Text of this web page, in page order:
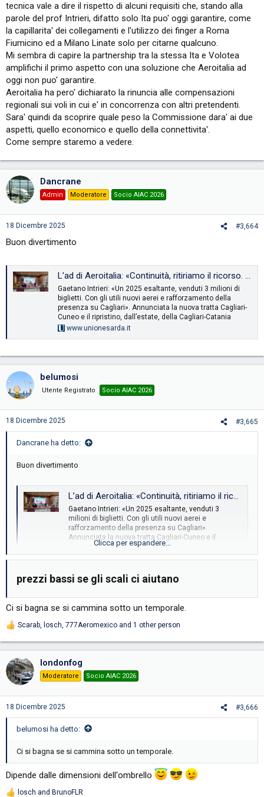
tecnica vale a dire il rispetto di alcuni requisiti che, stando alla
parole del prof Intrieri, difatto solo Ita puo' oggi garantire, come
la capillarita' dei collegamenti e l'utilizzo dei finger a Roma
Fiumicino ed a Milano Linate solo per citarne qualcuno.
Mi sembra di capire la partnership tra la stessa Ita e Volotea
amplifichi il primo aspetto con una soluzione che Aeroitalia ad
oggi non puo' garantire.
Aeroitalia ha pero' dichiarato la rinuncia alle compensazioni
regionali sui voli in cui e' in concorrenza con altri pretendenti.
Sara' quindi da scoprire quale peso la Commissione dara' ai due
aspetti, quello economico e quello della connettivita'.
Come sempre staremo a vedere.
Dancrane
Admin Moderatore Socio AIAC 2026
18 Dicembre 2025 #3,664
Buon divertimento
L’ad di Aeroitalia: «Continuità, ritiriamo il ricorso. Voli interni in primavera, prezzi bassi se gli scali ci aiutano» - L'Unione Sarda.it
Gaetano Intrieri: «Un 2025 esaltante, venduti 3 milioni di
biglietti. Con gli utili nuovi aerei e rafforzamento della
presenza su Cagliari». Annunciata la nuova tratta Cagliari-
Cuneo e il ripristino, dall’estate, della Cagliari-Catania
www.unionesarda.it
belumosi
Utente Registrato Socio AIAC 2026
18 Dicembre 2025 #3,665
Dancrane ha detto:
Buon divertimento
L’ad di Aeroitalia: «Continuità, ritiriamo il ricorso. Voli interni in primavera, prezzi bassi se gli scali ci aiutano» - L'Unione Sarda.it
Gaetano Intrieri: «Un 2025 esaltante, venduti 3
milioni di biglietti. Con gli utili nuovi aerei e
rafforzamento della presenza su Cagliari».
Annunciata la nuova tratta Cagliari-Cuneo e il
ripristino, dall’estate, della Cagliari-Catania
www.unionesarda.it
Clicca per espandere...
prezzi bassi se gli scali ci aiutano​
Ci si bagna se si cammina sotto un temporale.
R
t
i
n
s
Scarab, losch, 777Aeromexico and 1 other person
londonfog
Moderatore Socio AIAC 2026
18 Dicembre 2025 #3,666
belumosi ha detto:
Ci si bagna se si cammina sotto un temporale.
Dipende dalle dimensioni dell'ombrello
losch and BrunoFLR